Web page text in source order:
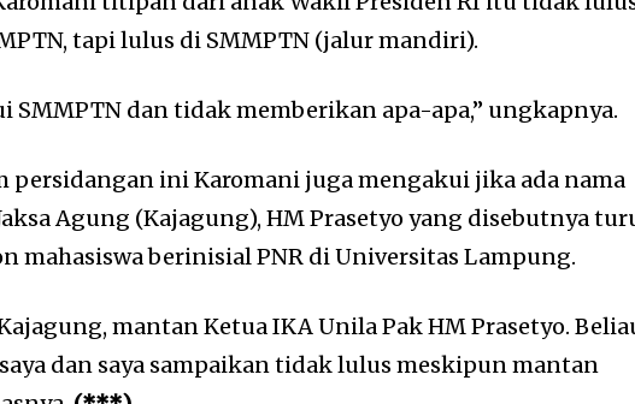
tapi lulus di SMMPTN (jalur mandiri).
SMMPTN dan tidak memberikan apa-apa,” ungkapnya.
persidangan ini Karomani juga mengakui jika ada nama
Agung (Kajagung), HM Prasetyo yang disebutnya
mahasiswa berinisial PNR di Universitas Lampung.
mantan Ketua IKA Unila Pak HM Prasetyo.
dan saya sampaikan tidak lulus meskipun mantan